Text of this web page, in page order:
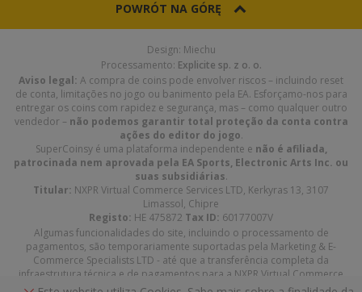
POWRÓT NA GÓRĘ
Design: Miechu
Processamento: Explicite sp. z o. o.
Aviso legal: A compra de coins pode envolver riscos – incluindo reset
de conta, limitações no jogo ou banimento pela EA. Esforçamo-nos para
entregar os coins com rapidez e segurança, mas – como qualquer outro
vendedor – não podemos garantir total proteção da conta contra
ações do editor do jogo.
SuperCoinsy é uma plataforma independente e não é afiliada,
patrocinada nem aprovada pela EA Sports, Electronic Arts Inc. ou
suas subsidiárias.
Titular: NXPR Virtual Commerce Services LTD, Kerkyras 13, 3107
Limassol, Chipre
Registo: HE 475872 Tax ID: 60177007V
Algumas funcionalidades do site, incluindo o processamento de
pagamentos, são temporariamente suportadas pela Marketing & E-
Commerce Specialists LTD - até que a transferência completa da
infraestrutura técnica e de pagamentos para a NXPR Virtual Commerce
Services LTD seja concluída.